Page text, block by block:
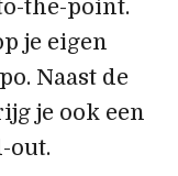
the-point.
je eigen
Naast de
je ook een
out.